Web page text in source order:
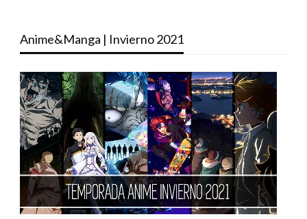
Anime&Manga | Invierno 2021